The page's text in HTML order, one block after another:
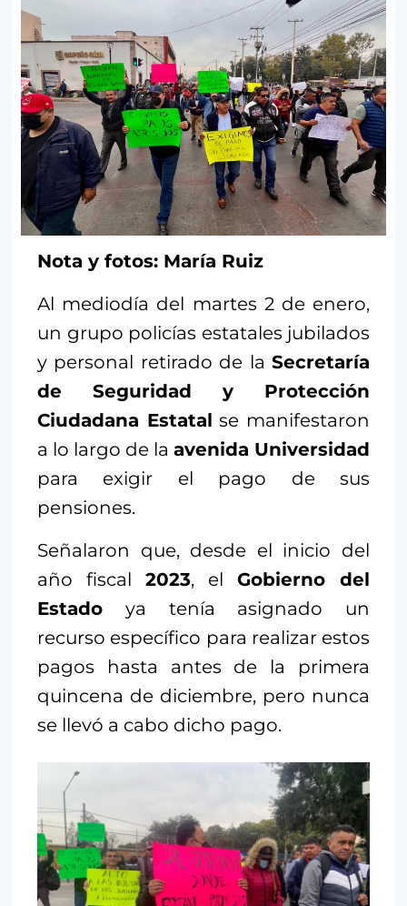
Nota y fotos: María Ruiz
Al mediodía del martes 2 de enero,
un grupo policías estatales jubilados
y personal retirado de la Secretaría
de Seguridad y Protección
Ciudadana Estatal se manifestaron
a lo largo de la avenida Universidad
para exigir el pago de sus
pensiones.
Señalaron que, desde el inicio del
año fiscal 2023, el Gobierno del
Estado ya tenía asignado un
recurso específico para realizar estos
pagos hasta antes de la primera
quincena de diciembre, pero nunca
se llevó a cabo dicho pago.